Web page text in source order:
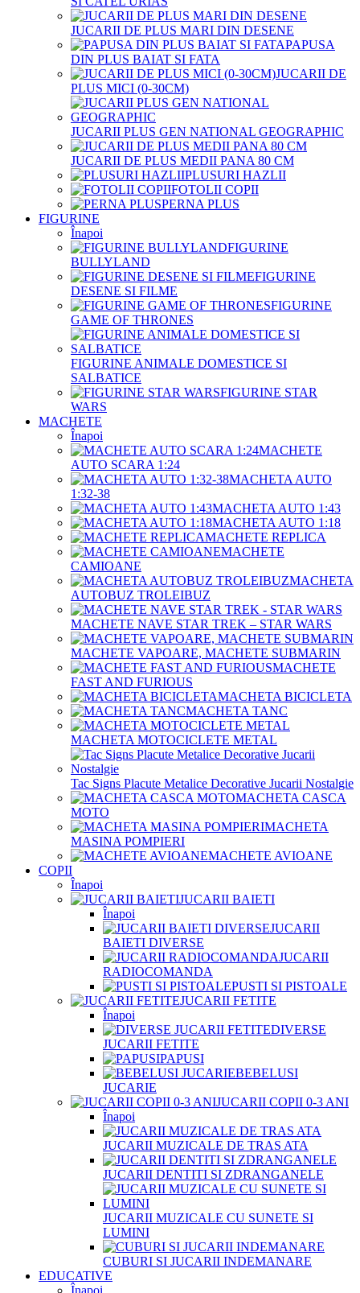
JUCARII DE PLUS MARI DIN DESENE
PAPUSA
DIN PLUS BAIAT SI FATA
JUCARII DE
PLUS MICI (0-30CM)
JUCARII PLUS GEN NATIONAL GEOGRAPHIC
JUCARII DE PLUS MEDII PANA 80 CM
PLUSURI HAZLII
FOTOLII COPII
PERNA PLUS
FIGURINE
Înapoi
FIGURINE
BULLYLAND
FIGURINE
DESENE SI FILME
FIGURINE
GAME OF THRONES
FIGURINE ANIMALE DOMESTICE SI
SALBATICE
FIGURINE STAR
WARS
MACHETE
Înapoi
MACHETE
AUTO SCARA 1:24
MACHETA AUTO
1:32-38
MACHETA AUTO 1:43
MACHETA AUTO 1:18
MACHETE REPLICA
MACHETE
CAMIOANE
MACHETA
AUTOBUZ TROLEIBUZ
MACHETE NAVE STAR TREK – STAR WARS
MACHETE VAPOARE, MACHETE SUBMARIN
MACHETE
FAST AND FURIOUS
MACHETA BICICLETA
MACHETA TANC
MACHETA MOTOCICLETE METAL
Tac Signs Placute Metalice Decorative Jucarii Nostalgie
MACHETA CASCA
MOTO
MACHETA
MASINA POMPIERI
MACHETE AVIOANE
COPII
Înapoi
JUCARII BAIETI
Înapoi
JUCARII
BAIETI DIVERSE
JUCARII
RADIOCOMANDA
PUSTI SI PISTOALE
JUCARII FETITE
Înapoi
DIVERSE
JUCARII FETITE
PAPUSI
BEBELUSI
JUCARIE
JUCARII COPII 0-3 ANI
Înapoi
JUCARII MUZICALE DE TRAS ATA
JUCARII DENTITI SI ZDRANGANELE
JUCARII MUZICALE CU SUNETE SI
LUMINI
CUBURI SI JUCARII INDEMANARE
EDUCATIVE